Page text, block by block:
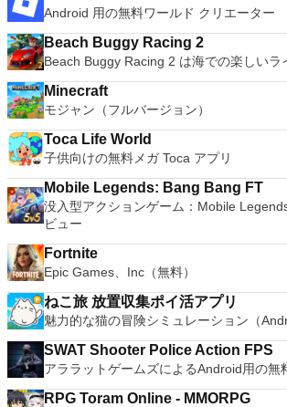
Android 用の無料ワールド クリエーター
Beach Buggy Racing 2
Beach Buggy Racing 2 は海での楽しいラ
Minecraft
モジャン（フルバージョン）
Toca Life World
子供向けの無料メガ Toca アプリ
Mobile Legends: Bang Bang FT
没入型アクションゲーム：Mobile
ビュー
Fortnite
Epic Games、Inc（無料）
ねこ旅 放置収集ポイ活アプリ
魅力的な猫の冒険シミュレーション（
SWAT Shooter Police Action FPS
アララットゲームズによるAndroid用の無
RPG Toram Online - MMORPG